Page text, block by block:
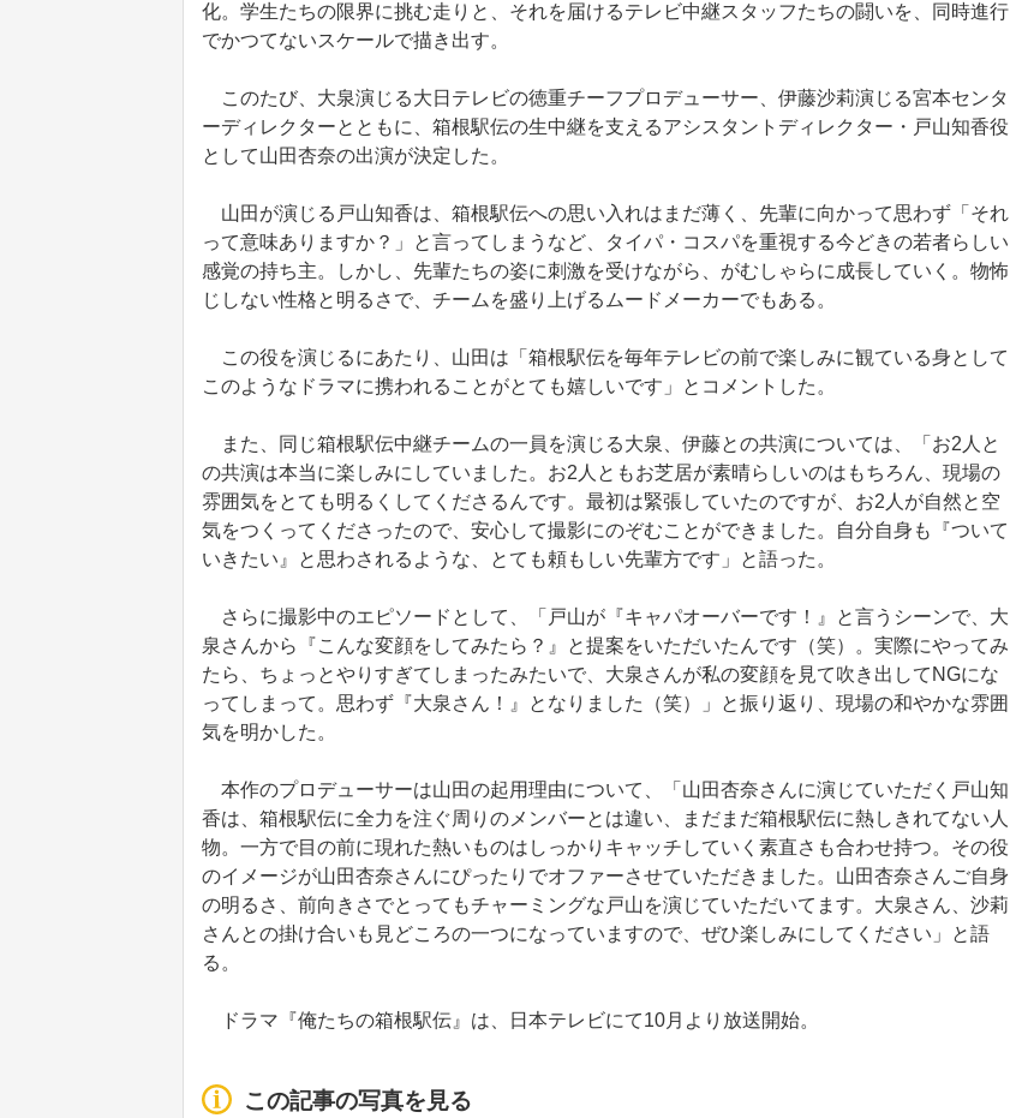
化。学生たちの限界に挑む走りと、それを届けるテレビ中継スタッフたちの闘いを、同時進行
でかつてないスケールで描き出す。
このたび、大泉演じる大日テレビの徳重チーフプロデューサー、伊藤沙莉演じる宮本センタ
ーディレクターとともに、箱根駅伝の生中継を支えるアシスタントディレクター・戸山知香役
として山田杏奈の出演が決定した。
山田が演じる戸山知香は、箱根駅伝への思い入れはまだ薄く、先輩に向かって思わず「それ
って意味ありますか？」と言ってしまうなど、タイパ・コスパを重視する今どきの若者らしい
感覚の持ち主。しかし、先輩たちの姿に刺激を受けながら、がむしゃらに成長していく。物怖
じしない性格と明るさで、チームを盛り上げるムードメーカーでもある。
この役を演じるにあたり、山田は「箱根駅伝を毎年テレビの前で楽しみに観ている身として
このようなドラマに携われることがとても嬉しいです」とコメントした。
また、同じ箱根駅伝中継チームの一員を演じる大泉、伊藤との共演については、「お2人と
の共演は本当に楽しみにしていました。お2人ともお芝居が素晴らしいのはもちろん、現場の
雰囲気をとても明るくしてくださるんです。最初は緊張していたのですが、お2人が自然と空
気をつくってくださったので、安心して撮影にのぞむことができました。自分自身も『ついて
いきたい』と思わされるような、とても頼もしい先輩方です」と語った。
さらに撮影中のエピソードとして、「戸山が『キャパオーバーです！』と言うシーンで、大
泉さんから『こんな変顔をしてみたら？』と提案をいただいたんです（笑）。実際にやってみ
たら、ちょっとやりすぎてしまったみたいで、大泉さんが私の変顔を見て吹き出してNGにな
ってしまって。思わず『大泉さん！』となりました（笑）」と振り返り、現場の和やかな雰囲
気を明かした。
本作のプロデューサーは山田の起用理由について、「山田杏奈さんに演じていただく戸山知
香は、箱根駅伝に全力を注ぐ周りのメンバーとは違い、まだまだ箱根駅伝に熱しきれてない人
物。一方で目の前に現れた熱いものはしっかりキャッチしていく素直さも合わせ持つ。その役
のイメージが山田杏奈さんにぴったりでオファーさせていただきました。山田杏奈さんご自身
の明るさ、前向きさでとってもチャーミングな戸山を演じていただいてます。大泉さん、沙莉
さんとの掛け合いも見どころの一つになっていますので、ぜひ楽しみにしてください」と語
る。
ドラマ『俺たちの箱根駅伝』は、日本テレビにて10月より放送開始。
この記事の写真を見る